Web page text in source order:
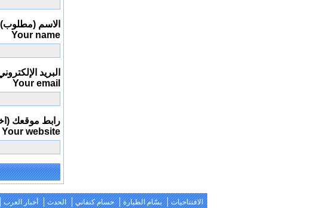
الاسم
Your name
البريد الإلكتروني
Your email
رابط موقعك
Your website
Alternative:
الافتتاحيات بسّام الطيارة حسام كنفاني الحدث أخبار العرب